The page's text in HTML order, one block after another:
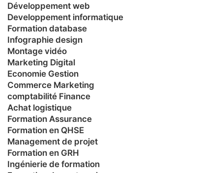
Développement web
Developpement informatique
Formation database
Infographie design
Montage vidéo
Marketing Digital
Economie Gestion
Commerce Marketing
comptabilité Finance
Achat logistique
Formation Assurance
Formation en QHSE
Management de projet
Formation en GRH
Ingénierie de formation